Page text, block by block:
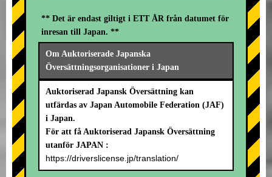
** Det är endast giltigt i ETT ÅR från datumet för
inresan till Japan. **
Om Auktoriserade Japanska
Översättningsorganisationer i Japan
Auktoriserad Japansk Översättning kan
utfärdas av Japan Automobile Federation (JAF)
i Japan.
För att få Auktoriserad Japansk Översättning
utanför JAPAN :
https://driverslicense.jp/translation/